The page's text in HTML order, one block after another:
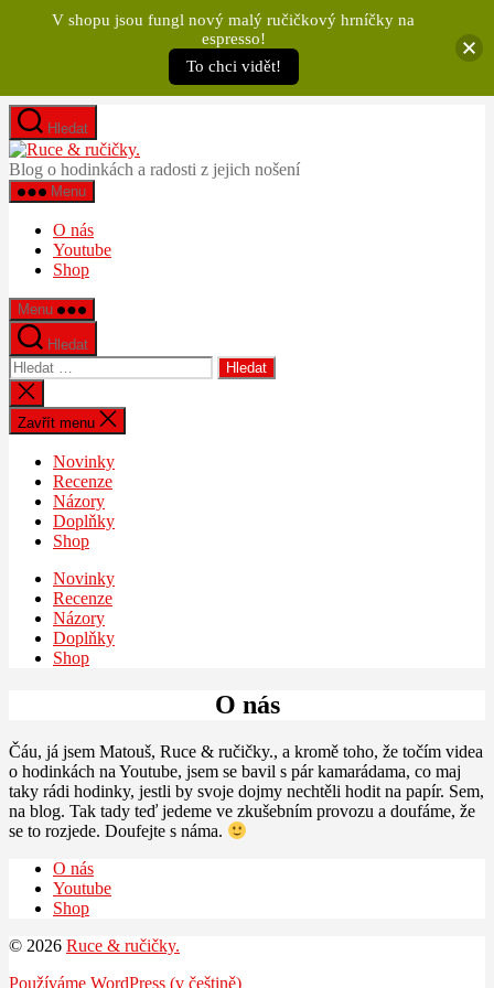
Přejít
obsahu
Hledat
&
Blog o hodinkách a radosti z jejich nošení
Menu
O nás
Youtube
Shop
Menu
Hledat
Výsledky
vyhledávání:
Zavřít
vyhledávání
Zavřít menu
Novinky
Recenze
Názory
Doplňky
Shop
Novinky
Recenze
Názory
Doplňky
Shop
O nás
Čáu, já jsem Matouš, Ruce & ručičky., a kromě toho, že točím videa
o hodinkách na Youtube, jsem se bavil s pár kamarádama, co maj
taky rádi hodinky, jestli by svoje dojmy nechtěli hodit na papír. Sem,
na blog. Tak tady teď jedeme ve zkušebním provozu a doufáme, že
se to rozjede. Doufejte s náma.
O nás
Youtube
Shop
© 2026 Ruce & ručičky.
Používáme WordPress (v češtině)
V shopu jsou fungl nový malý ručičkový hrníčky na
espresso!
To chci vidět!